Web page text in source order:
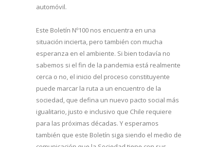
automóvil.
Este Boletín Nº100 nos encuentra en una
situación incierta, pero también con mucha
esperanza en el ambiente. Si bien todavía no
sabemos si el fin de la pandemia está realmente
cerca o no, el inicio del proceso constituyente
puede marcar la ruta a un encuentro de la
sociedad, que defina un nuevo pacto social más
igualitario, justo e inclusivo que Chile requiere
para las próximas décadas. Y esperamos
también que este Boletín siga siendo el medio de